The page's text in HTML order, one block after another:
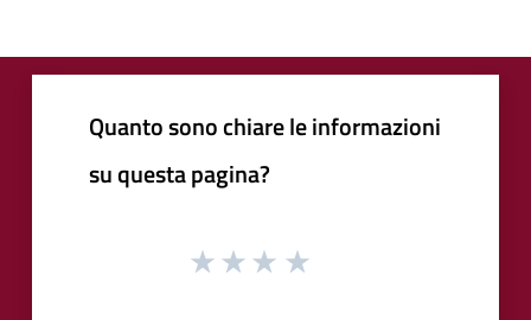
Quanto sono chiare le informazioni
su questa pagina?